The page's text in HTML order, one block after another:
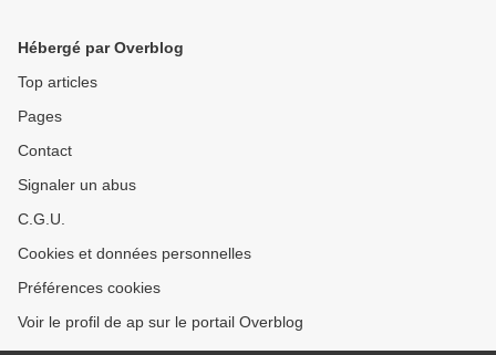
Hébergé par Overblog
Top articles
Pages
Contact
Signaler un abus
C.G.U.
Cookies et données personnelles
Préférences cookies
Voir le profil de ap sur le portail Overblog